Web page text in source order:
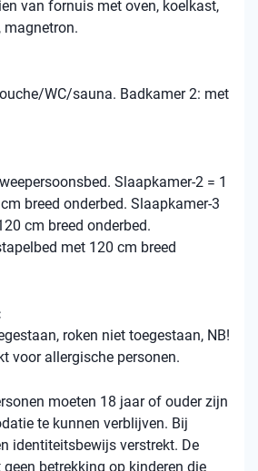
van fornuis met oven, koelkast,
magnetron.
WC/sauna. Badkamer 2: met
Slaapkamer-2 = 1
breed onderbed. Slaapkamer-3
cm breed onderbed.
met 120 cm breed
roken niet toegestaan, NB!
voor allergische personen.
moeten 18 jaar of ouder zijn
te kunnen verblijven. Bij
identiteitsbewijs verstrekt. De
betrekking op kinderen die